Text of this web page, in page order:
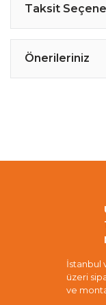
Taksit
Önerileriniz
İstanbul
üzeri
ve